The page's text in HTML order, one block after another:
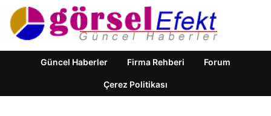
Güncel Haberler Firma Rehberi Forum
Çerez Politikası